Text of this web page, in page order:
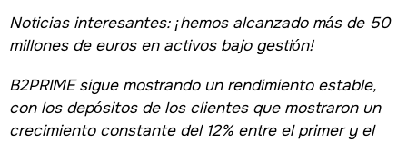
Noticias interesantes: ¡hemos alcanzado más de 50
millones de euros en activos bajo gestión!
B2PRIME sigue mostrando un rendimiento estable,
con los depósitos de los clientes que mostraron un
crecimiento constante del 12% entre el primer y el